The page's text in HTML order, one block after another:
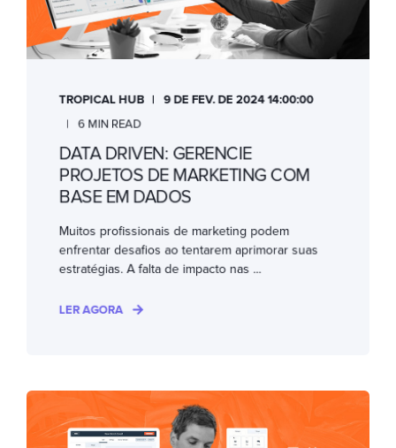
TROPICAL HUB
9 DE FEV. DE 2024 14:00:00
6 MIN READ
DATA DRIVEN: GERENCIE
PROJETOS DE MARKETING COM
BASE EM DADOS
Muitos profissionais de marketing podem
enfrentar desafios ao tentarem aprimorar suas
estratégias. A falta de impacto nas ...
LER AGORA